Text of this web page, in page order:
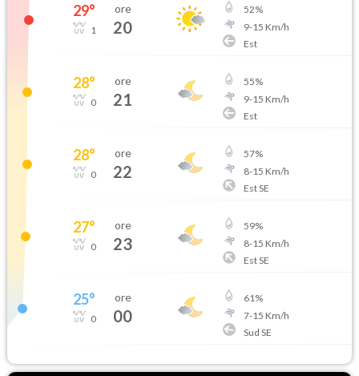
29°
1
ore
20
52%
9-15 Km/h
Est
28°
0
ore
21
55%
9-15 Km/h
Est
28°
0
ore
22
57%
8-15 Km/h
Est SE
27°
0
ore
23
59%
8-15 Km/h
Est SE
25°
0
ore
00
61%
7-15 Km/h
Sud SE